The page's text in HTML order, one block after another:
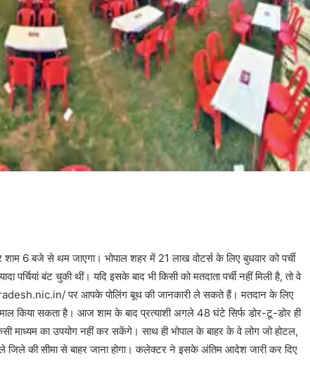
शाम 6 बजे से थम जाएगा। भोपाल शहर में 21 लाख वोटर्स के लिए बुधवार को पर्ची
बंट चुकी थीं। यदि इसके बाद भी किसी को मतदाता पर्ची नहीं मिली है, तो वे
पर आपके पोलिंग बूथ की जानकारी ले सकते हैं। मतदान के लिए
किया सकता है। आज शाम के बाद प्रत्याशी अगले 48 घंटे सिर्फ डोर-टू-डोर ही
माध्यम का उपयोग नहीं कर सकेंगे। साथ ही भोपाल के बाहर के वे लोग जो होटल,
की सीमा से बाहर जाना होगा। कलेक्टर ने इसके अंतिम आदेश जारी कर दिए